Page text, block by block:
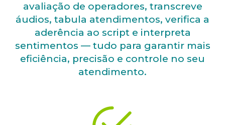
avaliação de operadores, transcreve
áudios, tabula atendimentos, verifica a
aderência ao script e interpreta
sentimentos — tudo para garantir mais
eficiência, precisão e controle no seu
atendimento.